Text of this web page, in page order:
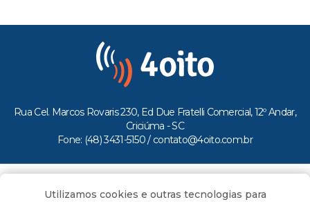
Rua Cel. Marcos Rovaris 230, Ed Due Fratelli Comercial, 12º Andar,
Criciúma - SC
Fone: (48) 3431-5150 / contato@4oito.com.br
Todos os direitos reservados ao Portal 4oito
Utilizamos cookies e outras tecnologias para